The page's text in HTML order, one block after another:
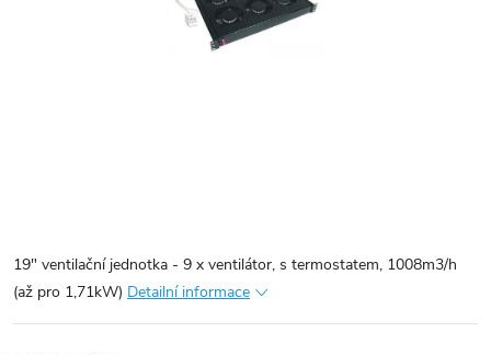
19" ventilační jednotka - 9 x ventilátor, s termostatem, 1008m3/h
(až pro 1,71kW) Detailní informace